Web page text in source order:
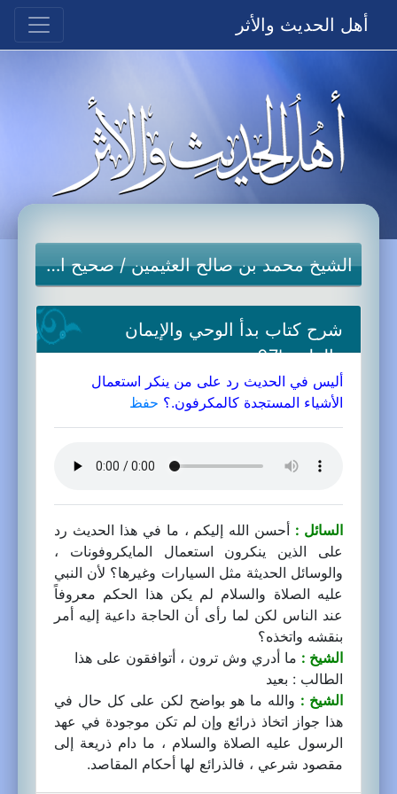
أهل الحديث والأثر
الشيخ محمد بن صالح العثيمين/صحيح البخاري
شرح كتاب بدأ الوحي والإيمان
والعلم-07b
أليس في الحديث رد على من ينكر استعمال
الأشياء المستجدة كالمكرفون.؟ حفظ
السائل : أحسن الله إليكم ، ما في هذا الحديث رد
على الذين ينكرون استعمال المايكروفونات ،
والوسائل الحديثة مثل السيارات وغيرها؟ لأن النبي
عليه الصلاة والسلام لم يكن هذا الحكم معروفاً
عند الناس لكن لما رأى أن الحاجة داعية إليه أمر
بنقشه واتخذه؟
الشيخ : ما أدري وش ترون ، أتوافقون على هذا
الطالب : بعيد
الشيخ : والله ما هو بواضح لكن على كل حال في
هذا جواز اتخاذ ذرائع وإن لم تكن موجودة في عهد
الرسول عليه الصلاة والسلام ، ما دام ذريعة إلى
مقصود شرعي ، فالذرائع لها أحكام المقاصد.